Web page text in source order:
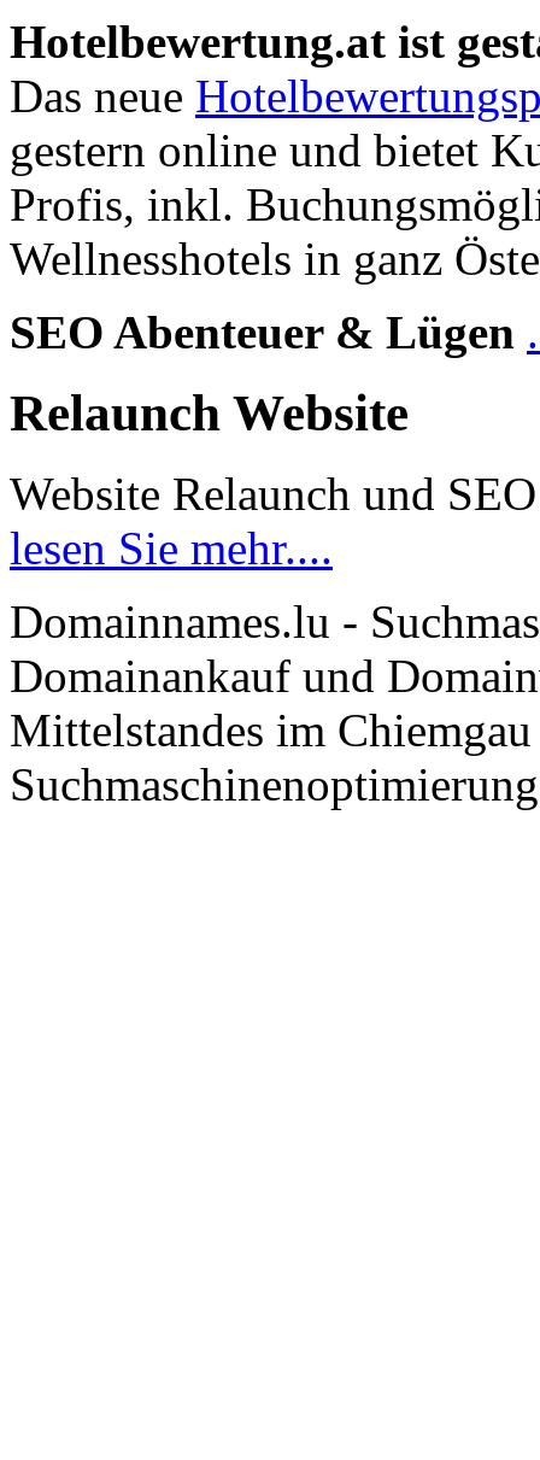
Hotelbewertung.at ist
Das neue
gestern online und bietet
Profis, inkl.
Wellnesshotels in ganz
SEO Abenteuer & Lügen
Relaunch Website
Website Relaunch und SEO
lesen Sie mehr....
Domainnames.lu -
Domainankauf und
Mittelstandes im
Suchmaschinenoptimierung